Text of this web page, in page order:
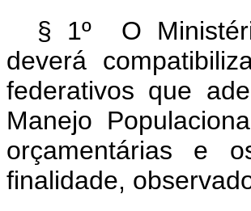
§ 1º O
deverá
federativos que
Manejo
orçamentárias e
finalidade,